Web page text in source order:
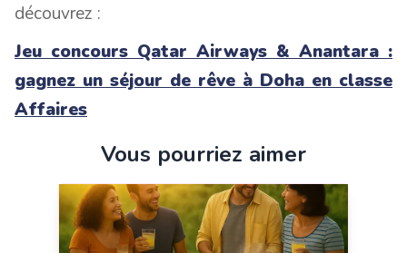
découvrez :
Jeu concours Qatar Airways & Anantara :
gagnez un séjour de rêve à Doha en classe
Affaires
Vous pourriez aimer